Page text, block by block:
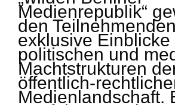
Medienrepublik“
den Teilnehmenden
exklusive Einblicke
politischen und
Machtstrukturen
öffentlich-
Medienlandschaft.